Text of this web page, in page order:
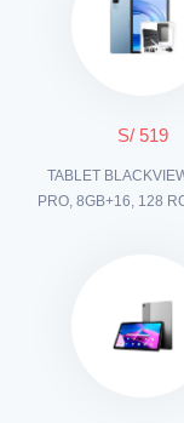
S/ 519
TABLET
PRO, 8GB+16, 128